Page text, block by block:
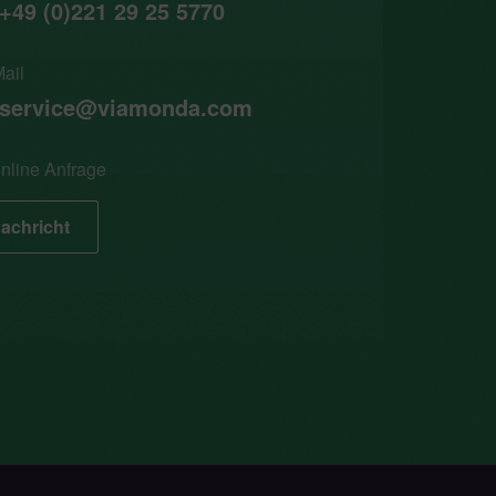
(0)221 29 25 5770
Anfrage